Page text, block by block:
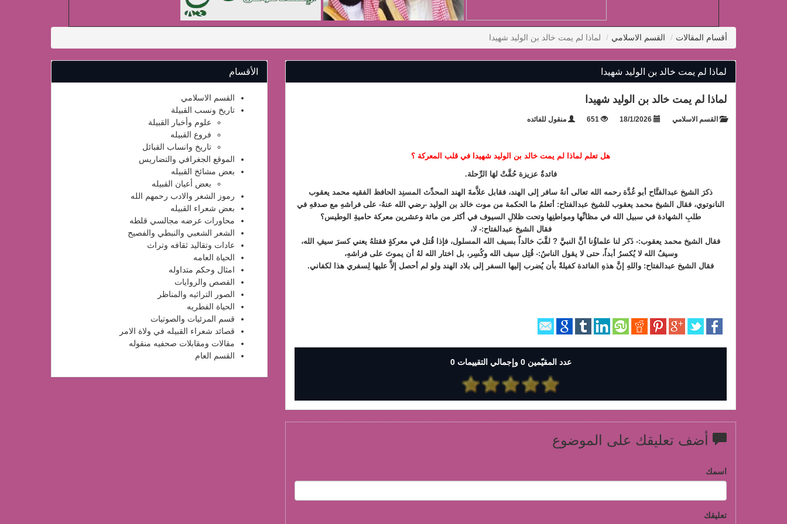
أقسام المقالات القسم الاسلامي لماذا لم يمت خالد بن الوليد شهيدا
لماذا لم يمت خالد بن الوليد شهيدا
لماذا لم يمت خالد بن الوليد شهيدا
القسم الاسلامي 651 منقول للفائده
هل تعلم لماذا لم يمت خالد بن الوليد شهيدا في قلب المعركة ؟
فائدةٌ عزيزة حُقَّتْ لهَا الرِّحلة.
ذكرَ الشيخ عبدالفتَّاح أبو غُدَّة رحمه الله تعالى أنهُ سافر إلى الهند، فقابل علاَّمةَ الهند المحدِّث المسنِد الحافظ الفقيه محمد يعقوب
النانوتوي، فقال الشيخ محمد يعقوب للشيخ عبدالفتاح: أتعلمُ ما الحكمة من موت خالد بن الوليد -رضي الله عنهُ- على فراشهِ مع صدقهِ في
طلبِ الشهادة في سبيل الله في مظانِّها ومواطنِها وتحت ظلالِ السيوف في أكثر من مائة وعشرين معركة حاميةِ الوطيس؟
فقال الشيخ عبدالفتاح:- لا،
فقال الشيخ محمد يعقوب:- ذَكر لنا علماؤُنا أنَّ النبيَّ ? لقَّبَ خالداً بسيف الله المسلول، فإذا قُتل في معركةٍ فقتلهُ يعني كسرَ سيفِ الله،
وسيفُ الله لا يُكسرُ أبداً، حتى لا يقول الناسُ:- قُتِل سيف الله وكُسِر، بل اختار الله لهُ أن يموتَ على فراشهِ،
فقال الشيخ عبدالفتاح: واللهِ إنَّ هذهِ الفائدة كفيلةٌ بأن يُضرب إليها السفر إلى بلاد الهند ولو لم أحصل إلاَّ عليها لِسفري هذا لكفاني.
عدد المقيّمين 0 وإجمالي التقييمات 0
أضف تعليقك على الموضوع
اسمك
تعليقك
الأقسام
القسم الاسلامي
تاريخ ونسب القبيلة
علوم وأخبار القبيلة
فروع القبيله
تاريخ وانساب القبائل
الموقع الجغرافي والتضاريس
بعض مشائخ القبيله
بعض أعيان القبيله
رموز الشعر والادب رحمهم الله
بعض شعراء القبيله
محاورات عرضه مجالسي قلطه
الشعر الشعبي والنبطي والفصيح
عادات وتقاليد ثقافه وتراث
الحياة العامه
امثال وحكم متداوله
القصص والروايات
الصور التراثيه والمناظر
الحياة الفطريه
قسم المرئيات والصوتيات
قصائد شعراء القبيله في ولاة الامر
مقالات ومقابلات صحفيه منقوله
القسم العام